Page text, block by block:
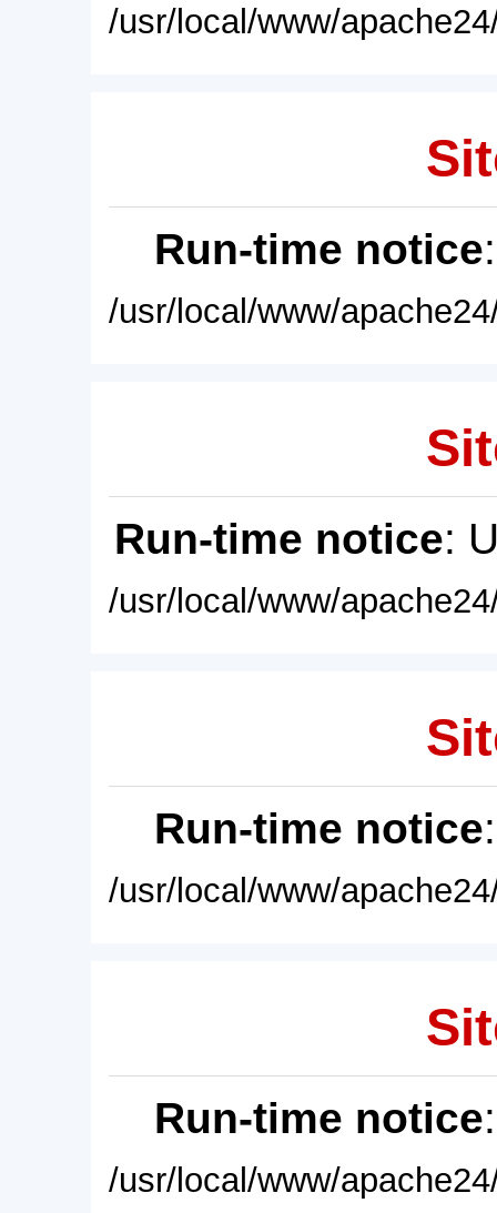
/usr/local/www/
Run-time notice
/usr/local/www/
Run-time notice:
/usr/local/www/
Run-time notice
/usr/local/www/
Run-time notice
/usr/local/www/